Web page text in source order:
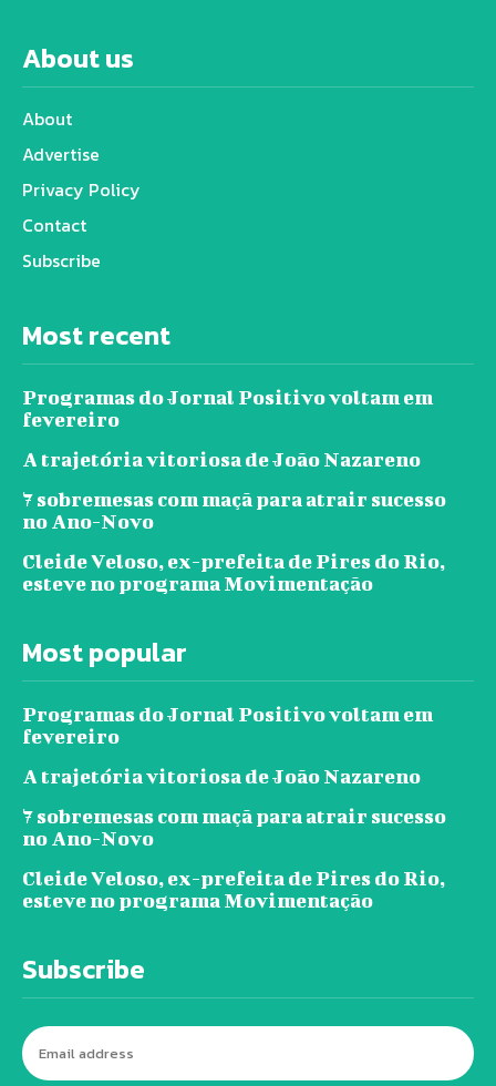
About us
About
Advertise
Privacy Policy
Contact
Subscribe
Most recent
Programas do Jornal Positivo voltam em
fevereiro
A trajetória vitoriosa de João Nazareno
7 sobremesas com maçã para atrair sucesso
no Ano-Novo
Cleide Veloso, ex-prefeita de Pires do Rio,
esteve no programa Movimentação
Most popular
Programas do Jornal Positivo voltam em
fevereiro
A trajetória vitoriosa de João Nazareno
7 sobremesas com maçã para atrair sucesso
no Ano-Novo
Cleide Veloso, ex-prefeita de Pires do Rio,
esteve no programa Movimentação
Subscribe